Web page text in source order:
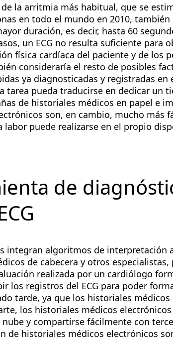
la arritmia más habitual, que se
en todo el mundo en 2010,
duración, es decir, hasta 60
un ECG no resulta suficiente para
física cardíaca del paciente y de los
consideraría el resto de posibles
ya diagnosticadas y registradas
tarea pueda traducirse en dedicar un
de historiales médicos en papel e
son, en cambio, mucho más
labor puede realizarse en el propio
de
integran algoritmos de interpretación
de cabecera y otros especialistas,
realizada por un cardiólogo
los registros del ECG para poder
tarde, ya que los historiales
los historiales médicos
y compartirse fácilmente con
de historiales médicos electrónicos